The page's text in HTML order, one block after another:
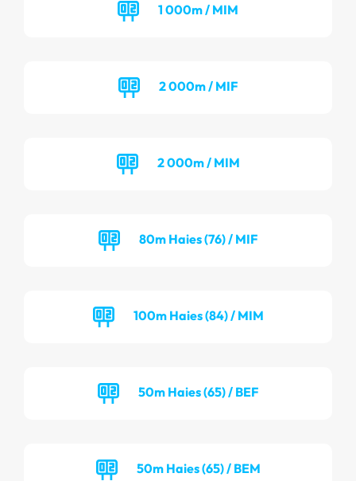
1 000m / MIM
2 000m / MIF
2 000m / MIM
80m Haies (76) / MIF
100m Haies (84) / MIM
50m Haies (65) / BEF
50m Haies (65) / BEM